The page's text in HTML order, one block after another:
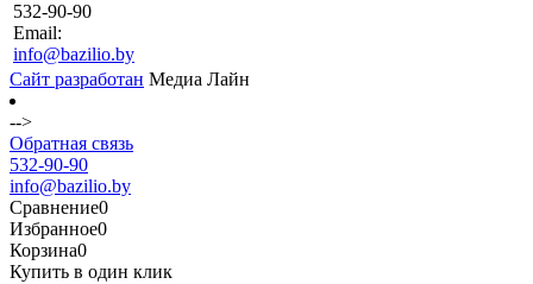
532-90-90
Email:
info@bazilio.by
Сайт разработан Медиа Лайн
-->
Обратная связь
532-90-90
info@bazilio.by
Сравнение0
Избранное0
Корзина0
Купить в один клик